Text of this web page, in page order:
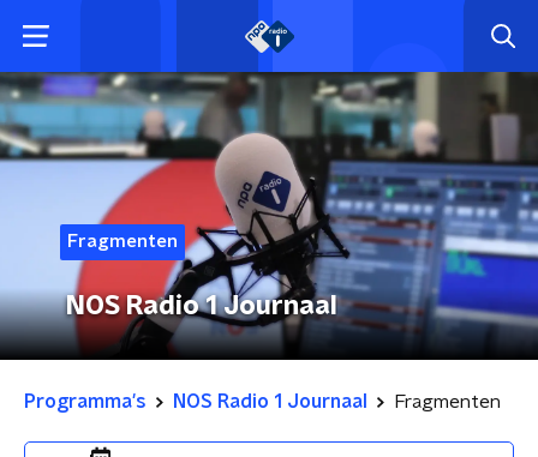
Fragmenten
NOS Radio 1 Journaal
Programma's NOS Radio 1 Journaal Fragmenten